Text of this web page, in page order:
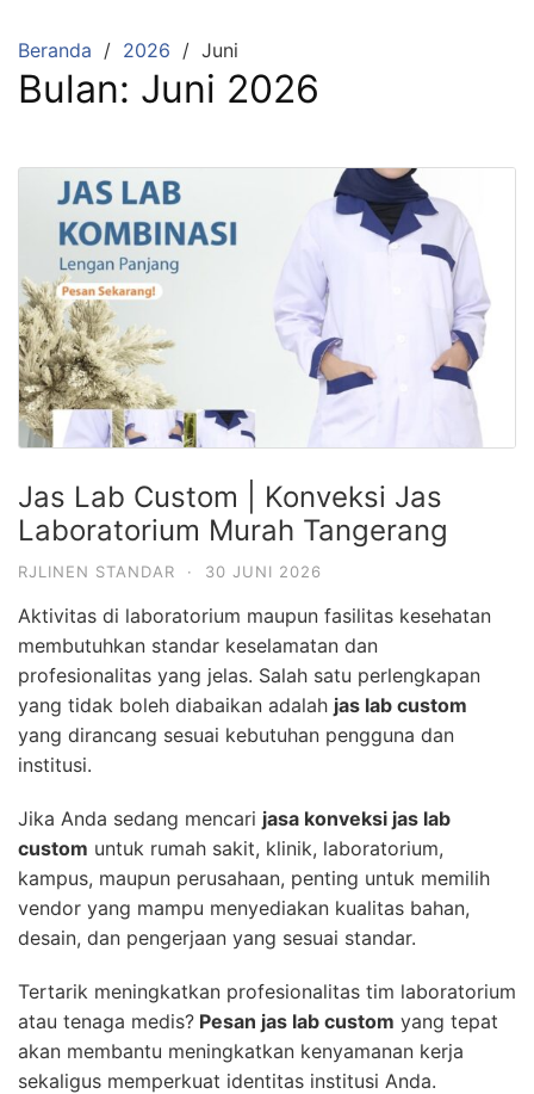
ke
konten
Beranda 2026 Juni
Bulan: Juni 2026
Jas Lab Custom | Konveksi Jas
Laboratorium Murah Tangerang
RJLINEN STANDAR · 30 JUNI 2026
Aktivitas di laboratorium maupun fasilitas kesehatan
membutuhkan standar keselamatan dan
profesionalitas yang jelas. Salah satu perlengkapan
yang tidak boleh diabaikan adalah jas lab custom
yang dirancang sesuai kebutuhan pengguna dan
institusi.
Jika Anda sedang mencari jasa konveksi jas lab
custom untuk rumah sakit, klinik, laboratorium,
kampus, maupun perusahaan, penting untuk memilih
vendor yang mampu menyediakan kualitas bahan,
desain, dan pengerjaan yang sesuai standar.
Tertarik meningkatkan profesionalitas tim laboratorium
atau tenaga medis? Pesan jas lab custom yang tepat
akan membantu meningkatkan kenyamanan kerja
sekaligus memperkuat identitas institusi Anda.